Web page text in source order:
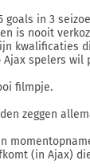
goals in 3
is nooit
kwalificaties
spelers wil
filmpje.
zeggen
(in Ajax)